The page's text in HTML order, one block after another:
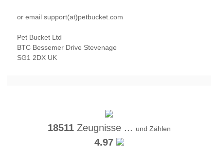
18511Zeugnisse ... und Zählen
4.97
or email support(at)petbucket.com
Pet Bucket Ltd
BTC Bessemer Drive Stevenage
SG1 2DX UK